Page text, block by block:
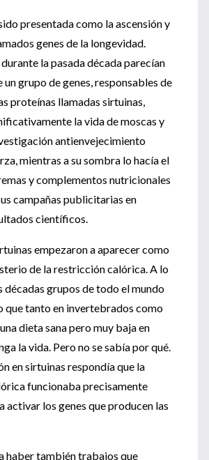
presentada como la ascensión y
genes de la longevidad.
la pasada década parecían
grupo de genes, responsables de
proteínas llamadas sirtuinas,
la vida de moscas y
antienvejecimiento
mientras a su sombra lo hacía el
y complementos nutricionales
campañas publicitarias en
científicos.
empezaron a aparecer como
de la restricción calórica. A lo
décadas grupos de todo el mundo
que tanto en invertebrados como
dieta sana pero muy baja en
la vida. Pero no se sabía por qué.
en sirtuinas respondía que la
funcionaba precisamente
activar los genes que producen las
haber también trabajos que